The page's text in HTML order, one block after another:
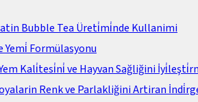
Bubble Tea Üreti̇mi̇nde Kullanimi
Yemi̇ Formülasyonu
Kali̇tesi̇ni̇ ve Hayvan Sağliğini
Renk ve Parlakliğini Artiran